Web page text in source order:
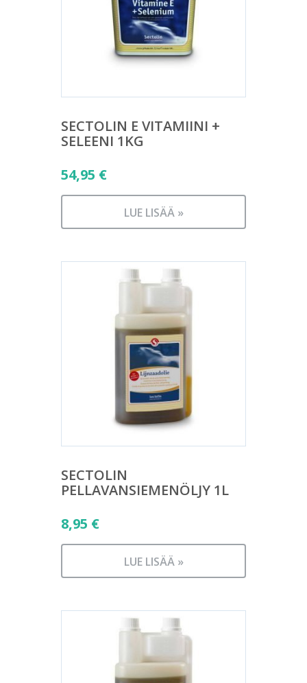
SECTOLIN E VITAMIINI +
SELEENI 1KG
54,95 €
LUE LISÄÄ »
SECTOLIN
PELLAVANSIEMENÖLJY 1L
8,95 €
LUE LISÄÄ »